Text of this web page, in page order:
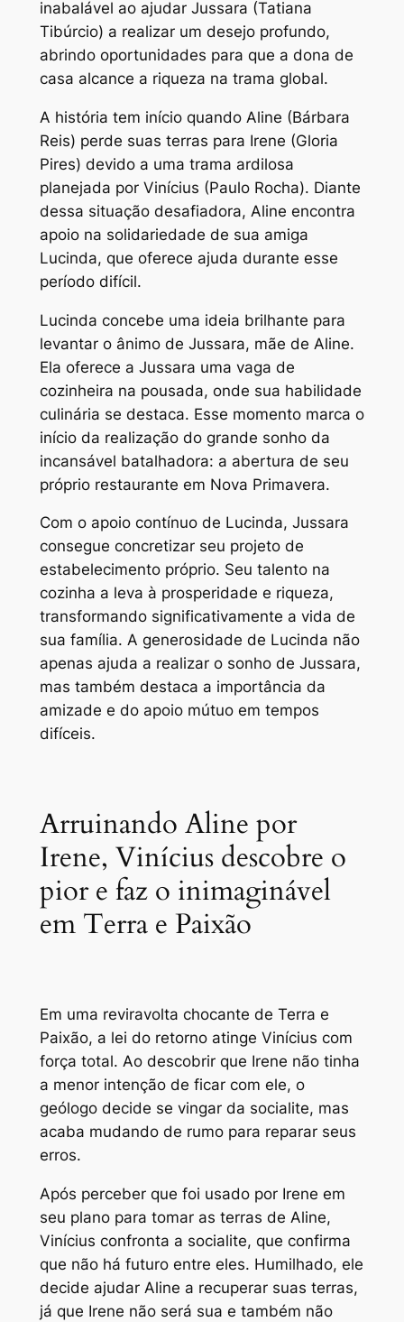
inabalável ao ajudar Jussara (Tatiana
Tibúrcio) a realizar um desejo profundo,
abrindo oportunidades para que a dona de
casa alcance a riqueza na trama global.
A história tem início quando Aline (Bárbara
Reis) perde suas terras para Irene (Gloria
Pires) devido a uma trama ardilosa
planejada por Vinícius (Paulo Rocha). Diante
dessa situação desafiadora, Aline encontra
apoio na solidariedade de sua amiga
Lucinda, que oferece ajuda durante esse
período difícil.
Lucinda concebe uma ideia brilhante para
levantar o ânimo de Jussara, mãe de Aline.
Ela oferece a Jussara uma vaga de
cozinheira na pousada, onde sua habilidade
culinária se destaca. Esse momento marca o
início da realização do grande sonho da
incansável batalhadora: a abertura de seu
próprio restaurante em Nova Primavera.
Com o apoio contínuo de Lucinda, Jussara
consegue concretizar seu projeto de
estabelecimento próprio. Seu talento na
cozinha a leva à prosperidade e riqueza,
transformando significativamente a vida de
sua família. A generosidade de Lucinda não
apenas ajuda a realizar o sonho de Jussara,
mas também destaca a importância da
amizade e do apoio mútuo em tempos
difíceis.
Arruinando Aline por
Irene, Vinícius descobre o
pior e faz o inimaginável
em Terra e Paixão
Em uma reviravolta chocante de Terra e
Paixão, a lei do retorno atinge Vinícius com
força total. Ao descobrir que Irene não tinha
a menor intenção de ficar com ele, o
geólogo decide se vingar da socialite, mas
acaba mudando de rumo para reparar seus
erros.
Após perceber que foi usado por Irene em
seu plano para tomar as terras de Aline,
Vinícius confronta a socialite, que confirma
que não há futuro entre eles. Humilhado, ele
decide ajudar Aline a recuperar suas terras,
já que Irene não será sua e também não